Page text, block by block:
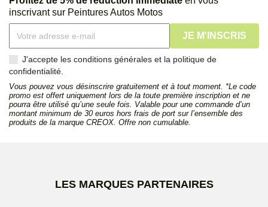
inscrivant sur Peintures Autos Motos
J'accepte les conditions générales et la politique de
confidentialité.
Vous pouvez vous désinscrire gratuitement et à tout moment. *Le code
promo est offert uniquement lors de la toute première inscription et ne
pourra être utilisé qu’une seule fois. Valable pour une commande d’un
montant minimum de 30 euros hors frais de port sur l’ensemble des
produits de la marque CREOX. Offre non cumulable.
LES MARQUES PARTENAIRES